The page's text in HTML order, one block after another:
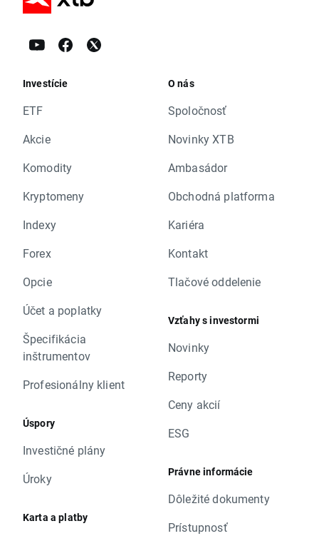
Investície
ETF
Akcie
Komodity
Kryptomeny
Indexy
Forex
Opcie
Účet a poplatky
Špecifikácia
inštrumentov
Profesionálny klient
Úspory
Investičné plány
Úroky
Karta a platby
O nás
Spoločnosť
Novinky XTB
Ambasádor
Obchodná platforma
Kariéra
Kontakt
Tlačové oddelenie
Vzťahy s investormi
Novinky
Reporty
Ceny akcií
ESG
Právne informácie
Dôležité dokumenty
Prístupnosť